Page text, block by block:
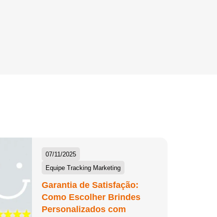
07/11/2025
Equipe Tracking Marketing
Garantia de Satisfação:
Como Escolher Brindes
Personalizados com